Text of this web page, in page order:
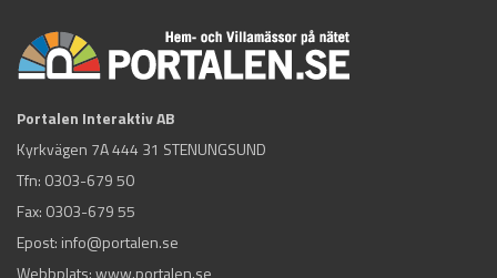
Portalen Interaktiv AB
Kyrkvägen 7A 444 31 STENUNGSUND
Tfn: 0303-679 50
Fax: 0303-679 55
Epost: info@portalen.se
Webbplats: www.portalen.se